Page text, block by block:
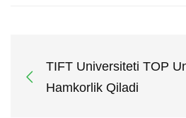
TIFT Universiteti TOP
Hamkorlik Qiladi